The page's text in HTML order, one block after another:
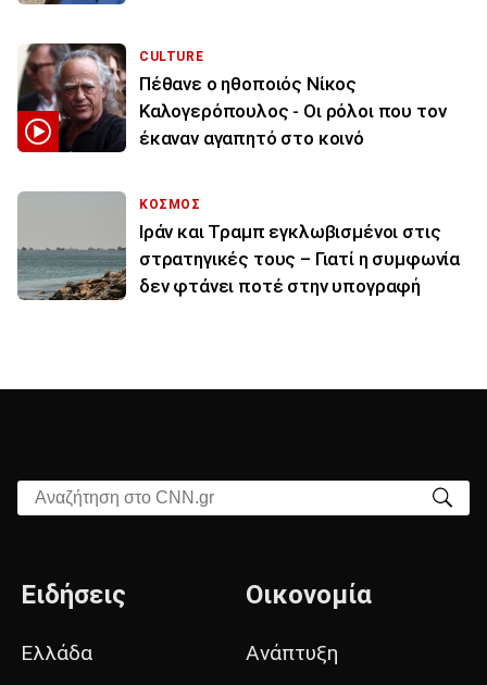
CULTURE
Πέθανε ο ηθοποιός Νίκος
Καλογερόπουλος - Οι ρόλοι που τον
έκαναν αγαπητό στο κοινό
ΚΟΣΜΟΣ
Ιράν και Τραμπ εγκλωβισμένοι στις
στρατηγικές τους – Γιατί η συμφωνία
δεν φτάνει ποτέ στην υπογραφή
Αναζήτηση στο CNN.gr
Ειδήσεις
Ελλάδα
Οικονομία
Ανάπτυξη